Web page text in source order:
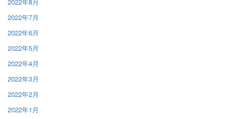
2022年7月
2022年6月
2022年5月
2022年4月
2022年3月
2022年2月
2022年1月